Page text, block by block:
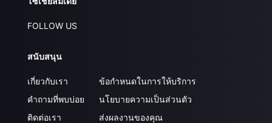
FOLLOW US
สนับสนุน
เกี่ยวกับเรา
คำถามที่พบบ่อย
ติดต่อเรา
ข้อกำหนดในการให้บริการ
นโยบายความเป็นส่วนตัว
ส่งผลงานของคุณ